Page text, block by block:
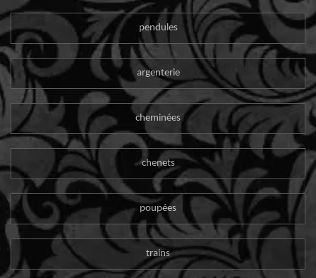
pendules
argenterie
cheminées
chenets
poupées
trains